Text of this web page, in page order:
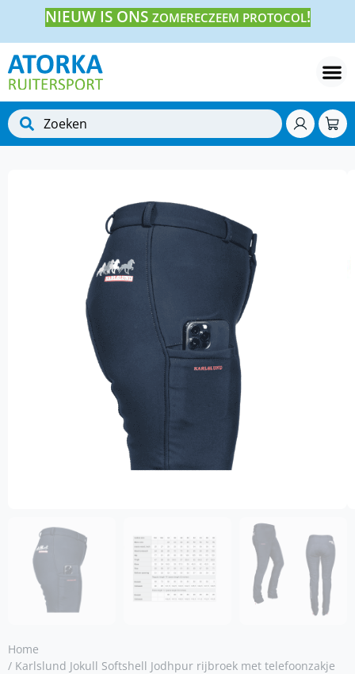
NIEUW IS ONS ZOMERECZEEM PROTOCOL!
Home
/ Karlslund Jokull Softshell Jodhpur rijbroek met telefoonzakje